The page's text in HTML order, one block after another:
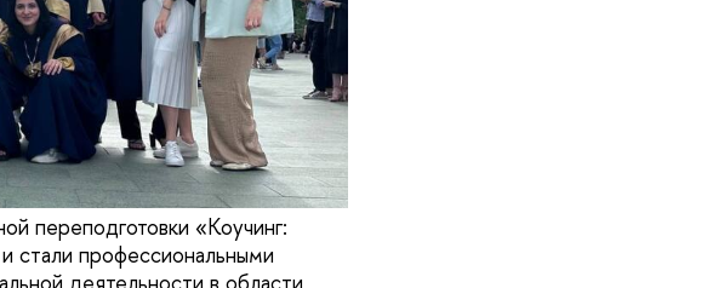
переподготовки «Коучинг:
стали профессиональными